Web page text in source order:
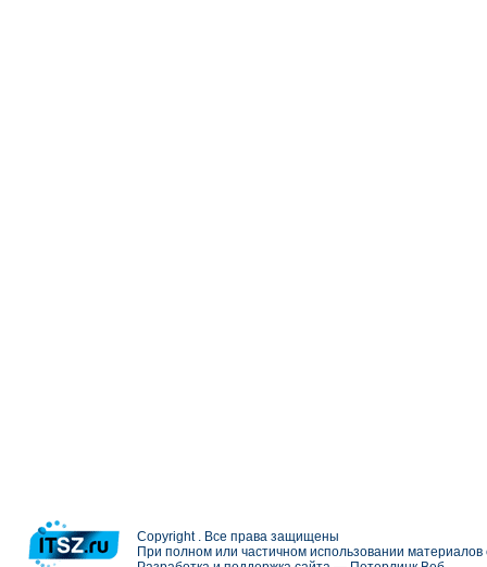
Copyright . Все права защищены
При полном или частичном использовании